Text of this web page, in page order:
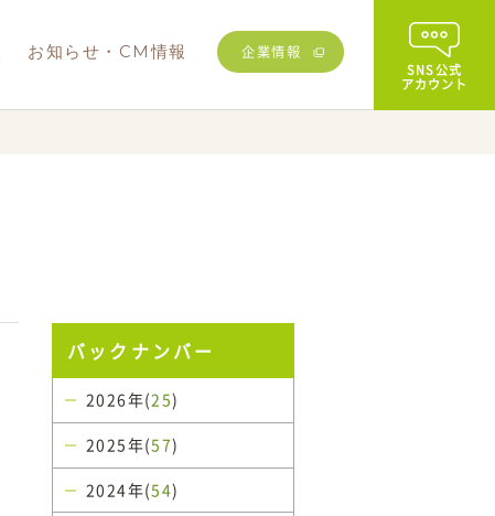
お知らせ・CM情報 企業情報
SNS公式
アカウント
バックナンバー
2026年(25)
2025年(57)
2024年(54)